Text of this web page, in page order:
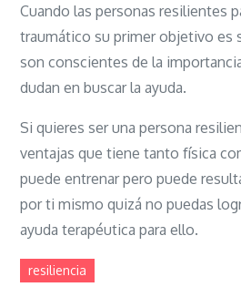
Cuando las personas resilientes
traumático su primer objetivo es
son conscientes de la
dudan en buscar la ayuda.
Si quieres ser una persona
ventajas que tiene tanto física
puede entrenar pero puede
por ti mismo quizá no puedas
ayuda terapéutica para ello.
resiliencia